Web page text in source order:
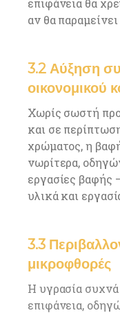
επιφάνεια θα
αν θα
3.2 Αύξηση
οικονομικού
Χωρίς σωστή
και σε
χρώματος, η
νωρίτερα,
εργασίες βαφής
υλικά και
3.3
μικροφθορές
Η υγρασία
επιφάνεια,